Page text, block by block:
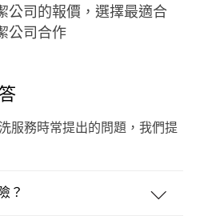
公司的報價，選擇最適合
公司合作
服務時常提出的問題，我們提
？